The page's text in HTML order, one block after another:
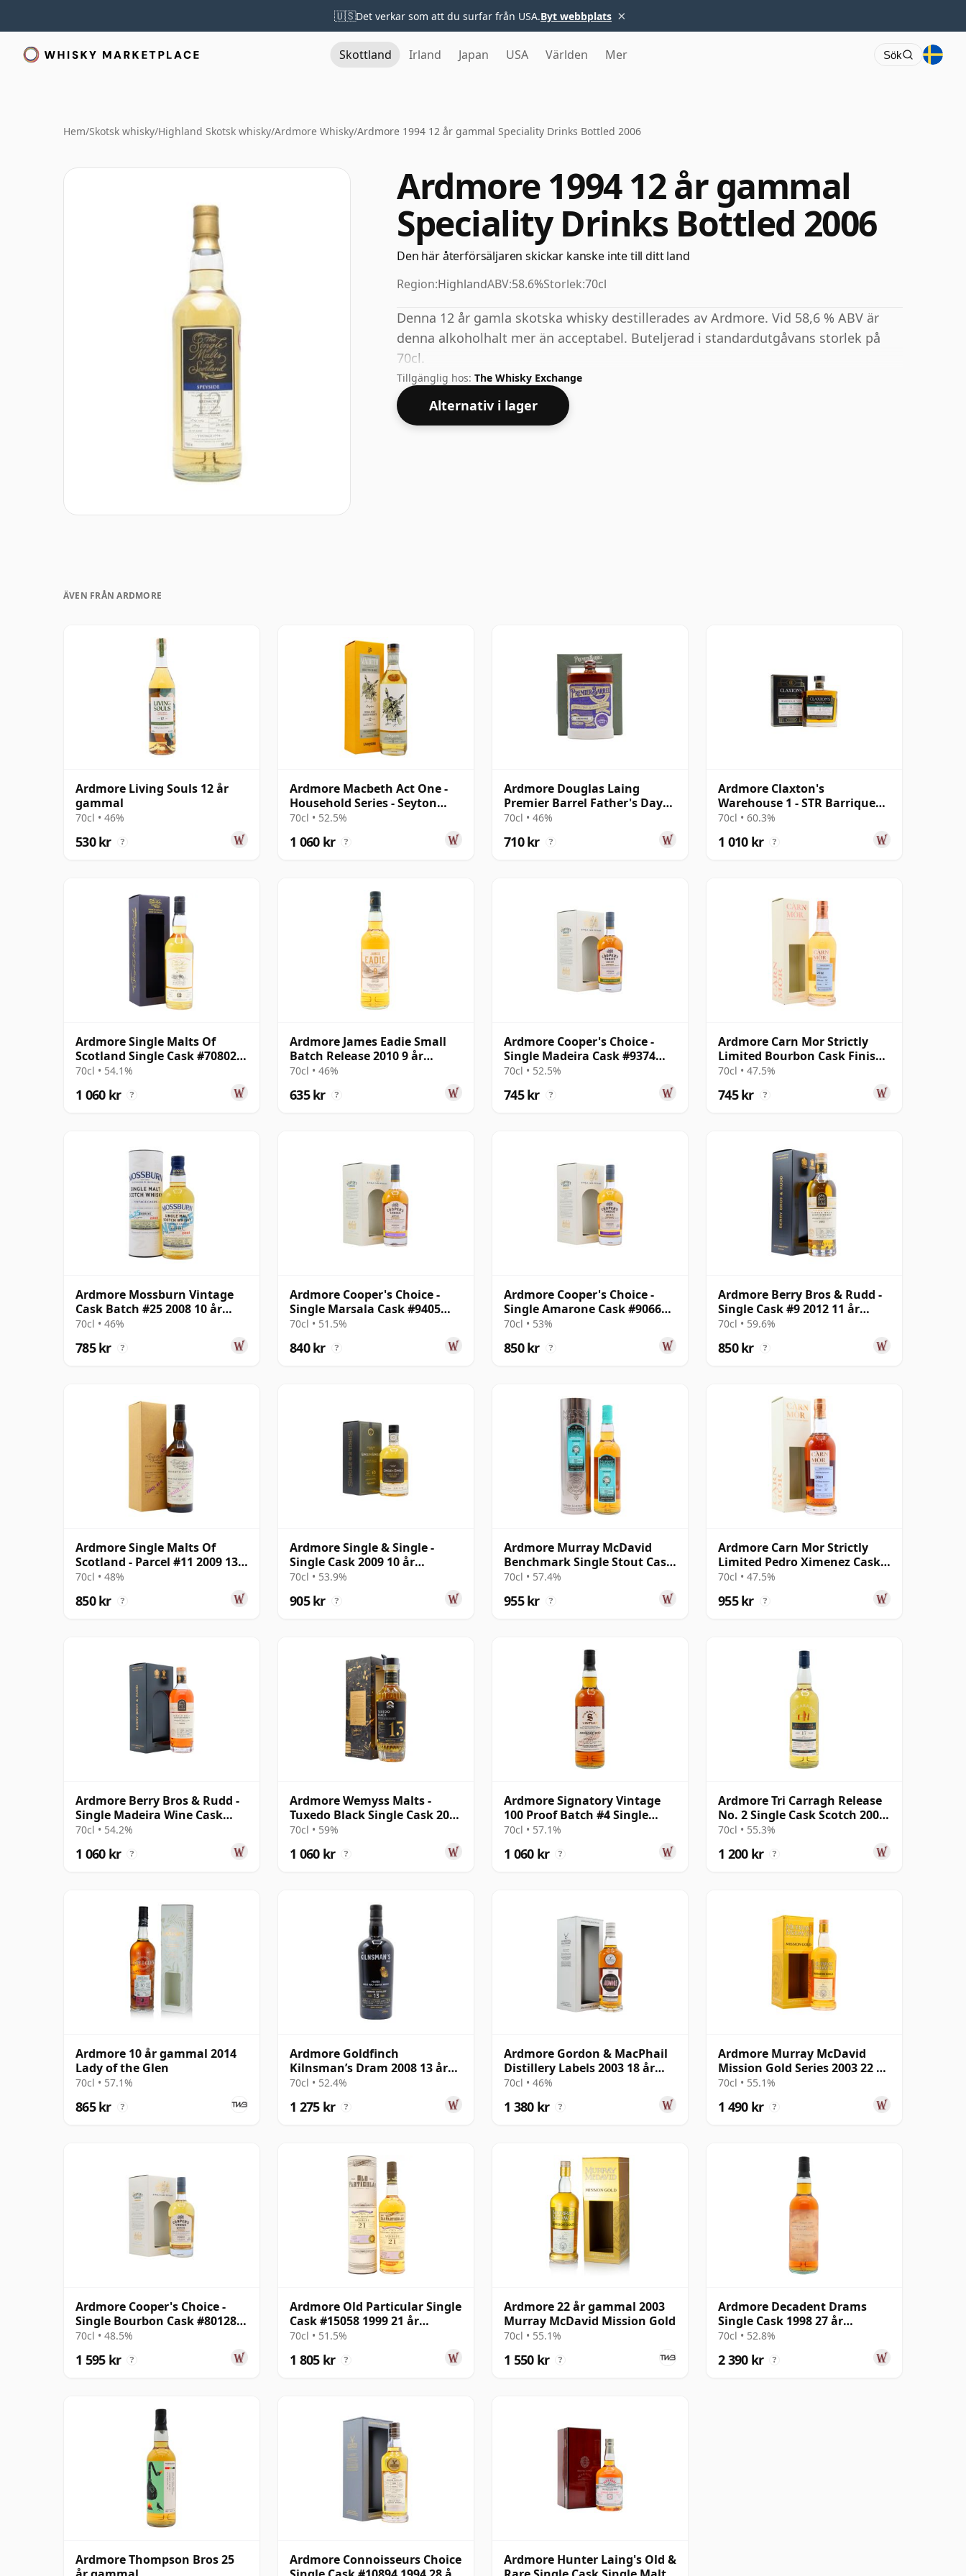
🇺🇸Det verkar som att du surfar från USA.Byt webbplats ×
Skottland Irland Japan USA Världen Mer Sök
Hem/Skotsk whisky/Highland Skotsk whisky/Ardmore Whisky/Ardmore 1994 12 år gammal Speciality Drinks Bottled 2006
Ardmore 1994 12 år gammal
Speciality Drinks Bottled 2006
Den här återförsäljaren skickar kanske inte till ditt land
Region:HighlandABV:58.6%Storlek:70cl
Denna 12 år gamla skotska whisky destillerades av Ardmore. Vid 58,6 % ABV är
denna alkoholhalt mer än acceptabel. Buteljerad i standardutgåvans storlek på
70cl.
Tillgänglig hos: The Whisky Exchange
Alternativ i lager
ÄVEN FRÅN ARDMORE
Ardmore Living Souls 12 år
gammal
70cl • 46%
530 kr ?
Ardmore Macbeth Act One -
Household Series - Seyton
Single 12 år gammal
70cl • 52.5%
1 060 kr ?
Ardmore Douglas Laing
Premier Barrel Father's Day
Malt 12 år gammal
70cl • 46%
710 kr ?
Ardmore Claxton's
Warehouse 1 - STR Barrique
Finish 2009 12 år gammal
70cl • 60.3%
1 010 kr ?
Ardmore Single Malts Of
Scotland Single Cask #708026
2009 12 år gammal
70cl • 54.1%
1 060 kr ?
Ardmore James Eadie Small
Batch Release 2010 9 år
gammal
70cl • 46%
635 kr ?
Ardmore Cooper's Choice -
Single Madeira Cask #9374
2013 7 år gammal
70cl • 52.5%
745 kr ?
Ardmore Carn Mor Strictly
Limited Bourbon Cask Finish
Sing 2012 9 år gammal
70cl • 47.5%
745 kr ?
Ardmore Mossburn Vintage
Cask Batch #25 2008 10 år
gammal
70cl • 46%
785 kr ?
Ardmore Cooper's Choice -
Single Marsala Cask #9405
2011 10 år gammal
70cl • 51.5%
840 kr ?
Ardmore Cooper's Choice -
Single Amarone Cask #9066
2013 7 år gammal
70cl • 53%
850 kr ?
Ardmore Berry Bros & Rudd -
Single Cask #9 2012 11 år
gammal
70cl • 59.6%
850 kr ?
Ardmore Single Malts Of
Scotland - Parcel #11 2009 13
år gammal
70cl • 48%
850 kr ?
Ardmore Single & Single -
Single Cask 2009 10 år
gammal
70cl • 53.9%
905 kr ?
Ardmore Murray McDavid
Benchmark Single Stout Cask
#190000 2008 13 år gammal
70cl • 57.4%
955 kr ?
Ardmore Carn Mor Strictly
Limited Pedro Ximenez Cask
Finis 2009 13 år gammal
70cl • 47.5%
955 kr ?
Ardmore Berry Bros & Rudd -
Single Madeira Wine Cask
#7093 2009 14 år gammal
70cl • 54.2%
1 060 kr ?
Ardmore Wemyss Malts -
Tuxedo Black Single Cask 2008
13 år gammal
70cl • 59%
1 060 kr ?
Ardmore Signatory Vintage
100 Proof Batch #4 Single
Malt S 2010 13 år gammal
70cl • 57.1%
1 060 kr ?
Ardmore Tri Carragh Release
No. 2 Single Cask Scotch 2006
17 år gammal
70cl • 55.3%
1 200 kr ?
Ardmore 10 år gammal 2014
Lady of the Glen
70cl • 57.1%
865 kr ?
Ardmore Goldfinch
Kilnsman’s Dram 2008 13 år
gammal
70cl • 52.4%
1 275 kr ?
Ardmore Gordon & MacPhail
Distillery Labels 2003 18 år
gammal
70cl • 46%
1 380 kr ?
Ardmore Murray McDavid
Mission Gold Series 2003 22 år
gammal
70cl • 55.1%
1 490 kr ?
Ardmore Cooper's Choice -
Single Bourbon Cask #801285
2003 17 år gammal
70cl • 48.5%
1 595 kr ?
Ardmore Old Particular Single
Cask #15058 1999 21 år
gammal
70cl • 51.5%
1 805 kr ?
Ardmore 22 år gammal 2003
Murray McDavid Mission Gold
70cl • 55.1%
1 550 kr ?
Ardmore Decadent Drams
Single Cask 1998 27 år
gammal
70cl • 52.8%
2 390 kr ?
Ardmore Thompson Bros 25
Ardmore Connoisseurs Choice
Ardmore Hunter Laing's Old &